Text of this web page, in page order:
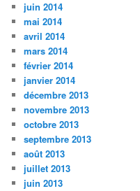
juin 2014
mai 2014
avril 2014
mars 2014
février 2014
janvier 2014
décembre 2013
novembre 2013
octobre 2013
septembre 2013
août 2013
juillet 2013
juin 2013